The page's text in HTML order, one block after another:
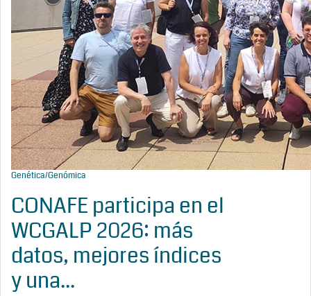
Genética/Genómica
CONAFE participa en el
WCGALP 2026: más
datos, mejores índices
y una...